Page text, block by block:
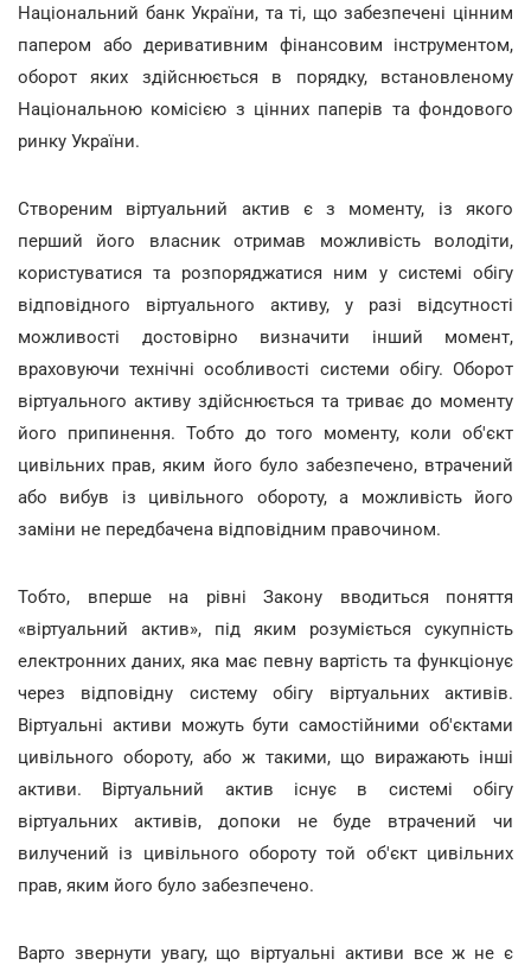
Національний банк України, та ті, що забезпечені цінним
папером або деривативним фінансовим інструментом,
оборот яких здійснюється в порядку, встановленому
Національною комісією з цінних паперів та фондового
ринку України.
Створеним віртуальний актив є з моменту, із якого
перший його власник отримав можливість володіти,
користуватися та розпоряджатися ним у системі обігу
відповідного віртуального активу, у разі відсутності
можливості достовірно визначити інший момент,
враховуючи технічні особливості системи обігу. Оборот
віртуального активу здійснюється та триває до моменту
його припинення. Тобто до того моменту, коли об'єкт
цивільних прав, яким його було забезпечено, втрачений
або вибув із цивільного обороту, а можливість його
заміни не передбачена відповідним правочином.
Тобто, вперше на рівні Закону вводиться поняття
«віртуальний актив», під яким розуміється сукупність
електронних даних, яка має певну вартість та функціонує
через відповідну систему обігу віртуальних активів.
Віртуальні активи можуть бути самостійними об'єктами
цивільного обороту, або ж такими, що виражають інші
активи. Віртуальний актив існує в системі обігу
віртуальних активів, допоки не буде втрачений чи
вилучений із цивільного обороту той об'єкт цивільних
прав, яким його було забезпечено.
Варто звернути увагу, що віртуальні активи все ж не є